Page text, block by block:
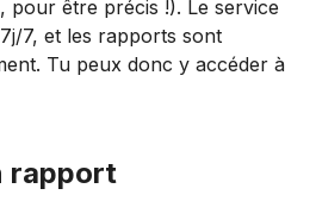
pour être précis !). Le service
7, et les rapports sont
Tu peux donc y accéder à
rapport